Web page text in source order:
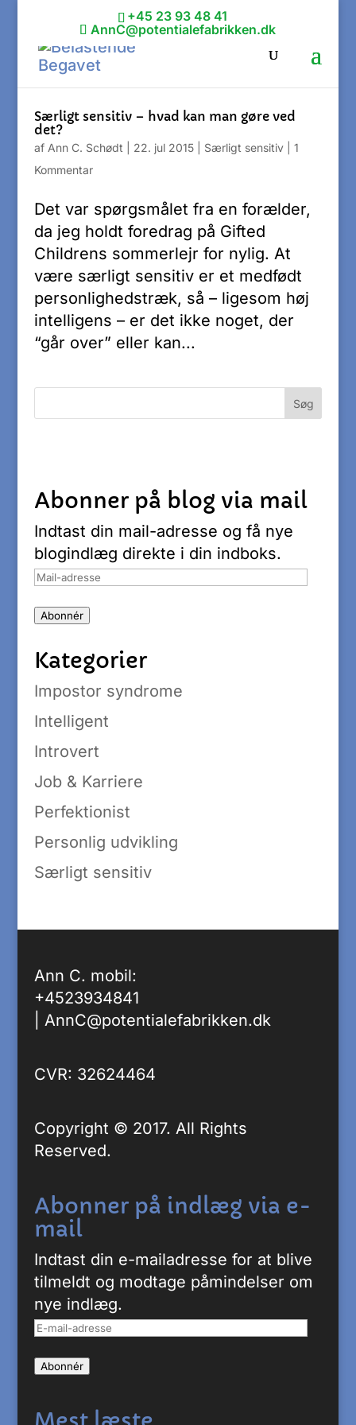
+45 23 93 48 41
AnnC@potentialefabrikken.dk
Særligt sensitiv – hvad kan man gøre ved
det?
af Ann C. Schødt 22. jul 2015| Særligt sensitiv| 1
Kommentar
Det var spørgsmålet fra en forælder,
da jeg holdt foredrag på Gifted
Childrens sommerlejr for nylig. At
være særligt sensitiv er et medfødt
personlighedstræk, så – ligesom høj
intelligens – er det ikke noget, der
“går over” eller kan...
Abonner på blog via mail
Indtast din mail-adresse og få nye
blogindlæg direkte i din indboks.
Mail-
Abonnér
Kategorier
Impostor syndrome
Intelligent
Introvert
Job & Karriere
Perfektionist
Personlig udvikling
Særligt sensitiv
Ann C. mobil:
+4523934841
AnnC@potentialefabrikken.dk
CVR: 32624464
Copyright © 2017. All Rights
Reserved.
Abonner på indlæg via e-
mail
Indtast din e-mailadresse for at blive
tilmeldt og modtage påmindelser om
nye indlæg.
E-
adresse
Abonnér